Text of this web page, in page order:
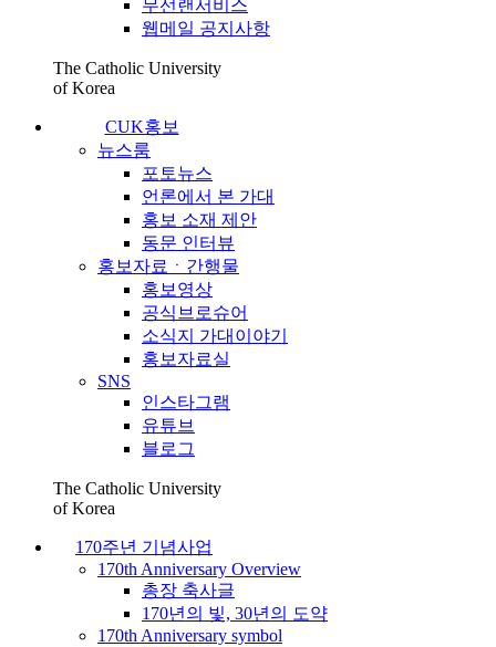
무선랜서비스
웹메일 공지사항
The Catholic University
of Korea
CUK홍보
뉴스룸
포토뉴스
언론에서 본 가대
홍보 소재 제안
동문 인터뷰
홍보자료ㆍ간행물
홍보영상
공식브로슈어
소식지 가대이야기
홍보자료실
SNS
인스타그램
유튜브
블로그
The Catholic University
of Korea
170주년 기념사업
170th Anniversary Overview
총장 축사글
170년의 빛, 30년의 도약
170th Anniversary symbol